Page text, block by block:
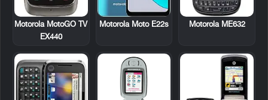
Motorola ME632
Motorola Moto E22s
Motorola MotoGO TV
EX440